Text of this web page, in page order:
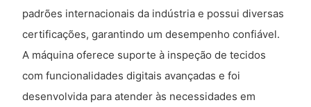
padrões internacionais da indústria e possui diversas
certificações, garantindo um desempenho confiável.
A máquina oferece suporte à inspeção de tecidos
com funcionalidades digitais avançadas e foi
desenvolvida para atender às necessidades em